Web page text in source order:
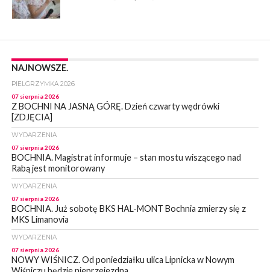
NAJNOWSZE.
PIELGRZYMKA 2026
07 sierpnia 2026
Z BOCHNI NA JASNĄ GÓRĘ. Dzień czwarty wędrówki
[ZDJĘCIA]
WYDARZENIA
07 sierpnia 2026
BOCHNIA. Magistrat informuje – stan mostu wiszącego nad
Rabą jest monitorowany
WYDARZENIA
07 sierpnia 2026
BOCHNIA. Już sobotę BKS HAL-MONT Bochnia zmierzy się z
MKS Limanovia
WYDARZENIA
07 sierpnia 2026
NOWY WIŚNICZ. Od poniedziałku ulica Lipnicka w Nowym